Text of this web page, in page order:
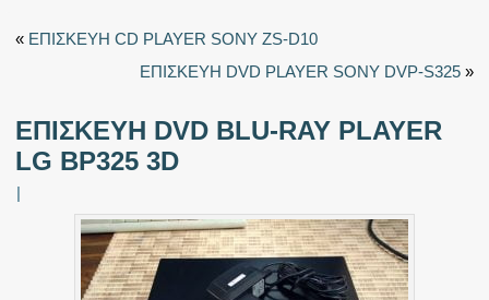
« ΕΠΙΣΚΕΥΗ CD PLAYER SONY ZS-D10
ΕΠΙΣΚΕΥΗ DVD PLAYER SONY DVP-S325»
ΕΠΙΣΚΕΥΗ DVD BLU-RAY PLAYER
LG BP325 3D
|